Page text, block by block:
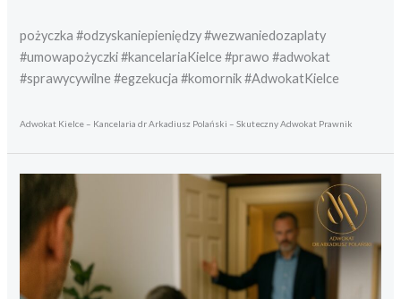
pożyczka #odzyskaniepieniędzy #wezwaniedozaplaty
#umowapożyczki #kancelariaKielce #prawo #adwokat
#sprawycywilne #egzekucja #komornik #AdwokatKielce
Adwokat Kielce – Kancelaria dr Arkadiusz Polański – Skuteczny Adwokat Prawnik